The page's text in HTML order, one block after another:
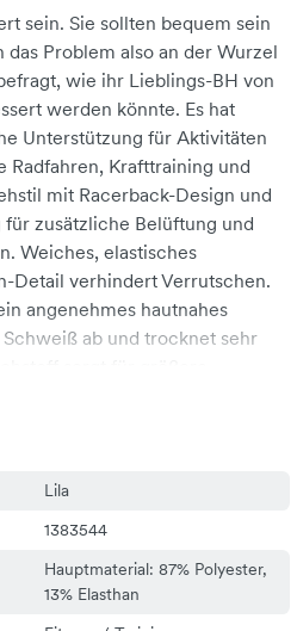
sein. Sie sollten bequem sein
Problem also an der Wurzel
wie ihr Lieblings-BH von
werden könnte. Es hat
Unterstützung für Aktivitäten
Krafttraining und
mit Racerback-Design und
zusätzliche Belüftung und
Weiches, elastisches
Detail verhindert Verrutschen.
angenehmes hautnahes
ab und trocknet sehr
Doppelt gefüttert für
minimiert Gerüche.
Lila
1383544
Hauptmaterial: 87% Polyester,
13% Elasthan